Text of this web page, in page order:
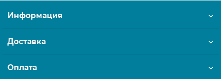
Информация
Доставка
Оплата